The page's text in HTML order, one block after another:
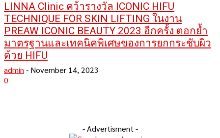
LINNA Clinic คว้ารางวัล ICONIC HIFU
TECHNIQUE FOR SKIN LIFTING ในงาน
PREAW ICONIC BEAUTY 2023 อีกครั้ง ตอกย้ำ
มาตรฐานและเทคนิคพิเศษของการยกกระชับผิว
ด้วย HIFU
admin - November 14, 2023
0
- Advertisment -